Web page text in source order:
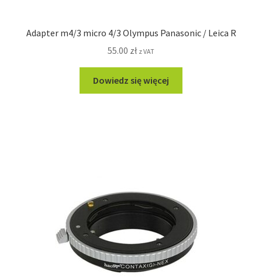
Adapter m4/3 micro 4/3 Olympus Panasonic / Leica R
55.00 zł z VAT
Dowiedz się więcej